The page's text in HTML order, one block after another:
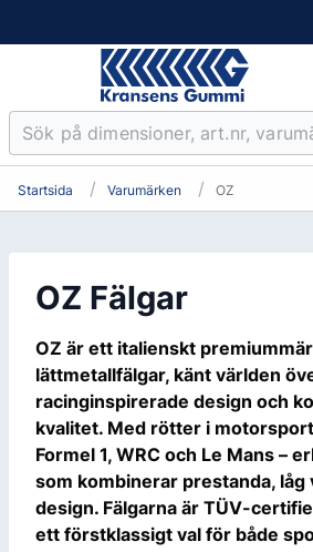
Startsida Varumärken OZ
OZ Fälgar
OZ är ett italienskt
lättmetallfälgar, känt världen
racinginspirerade design och
kvalitet. Med rötter i
Formel 1, WRC och Le Mans –
som kombinerar prestanda, låg
design. Fälgarna är TÜV-
ett förstklassigt val för både